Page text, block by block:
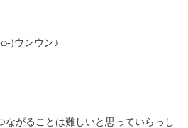
)ウンウン♪
ながることは難しいと思っていらっし